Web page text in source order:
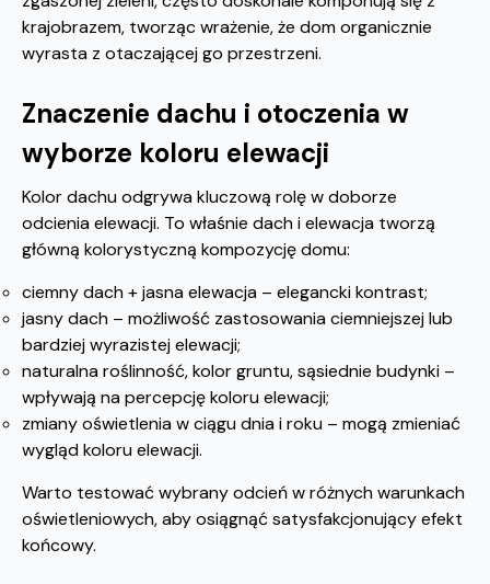
krajobrazem, tworząc wrażenie, że dom organicznie
wyrasta z otaczającej go przestrzeni.
Znaczenie dachu i otoczenia w
wyborze koloru elewacji
Kolor dachu odgrywa kluczową rolę w doborze
odcienia elewacji. To właśnie dach i elewacja tworzą
główną kolorystyczną kompozycję domu:
ciemny dach + jasna elewacja – elegancki kontrast;
jasny dach – możliwość zastosowania ciemniejszej lub
bardziej wyrazistej elewacji;
naturalna roślinność, kolor gruntu, sąsiednie budynki –
wpływają na percepcję koloru elewacji;
zmiany oświetlenia w ciągu dnia i roku – mogą zmieniać
wygląd koloru elewacji.
Warto testować wybrany odcień w różnych warunkach
oświetleniowych, aby osiągnąć satysfakcjonujący efekt
końcowy.